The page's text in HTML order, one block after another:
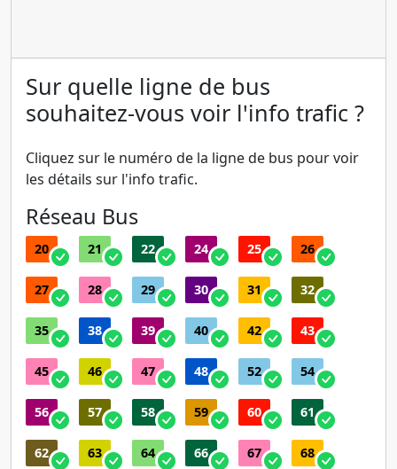
Sur quelle ligne de bus
souhaitez-vous voir l'info trafic ?
Cliquez sur le numéro de la ligne de bus pour voir
les détails sur l'info trafic.
Réseau Bus
20 21 22 24 25 26
27 28 29 30 31 32
35 38 39 40 42 43
45 46 47 48 52 54
56 57 58 59 60 61
62 63 64 66 67 68